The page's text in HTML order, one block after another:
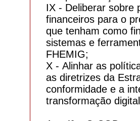
IX - Deliberar sobre
financeiros para o
que tenham como
sistemas e
FHEMIG;
X - Alinhar as
as diretrizes da
conformidade e a
transformação